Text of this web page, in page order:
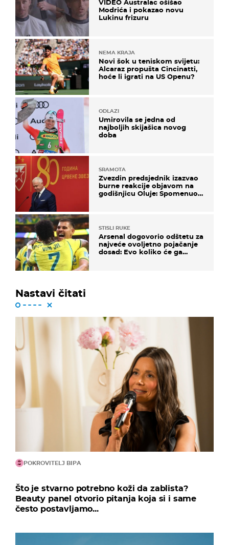
VIDEO Australac ošišao
Modrića i pokazao novu
Lukinu frizuru
NEMA KRAJA
Novi šok u teniskom svijetu:
Alcaraz propušta Cincinatti,
hoće li igrati na US Openu?
ODLAZI
Umirovila se jedna od
najboljih skijašica novog
doba
SRAMOTA
Zvezdin predsjednik izazvao
burne reakcije objavom na
godišnjicu Oluje: Spomenuo
STISLI RUKE
Arsenal dogovorio odštetu za
najveće ovoljetno pojačanje
dosad: Evo koliko će ga
Nastavi čitati
POKROVITELJ BIPA
Što je stvarno potrebno koži da zablista?
Beauty panel otvorio pitanja koja si i same
često postavljamo...